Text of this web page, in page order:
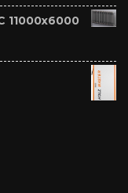
11000x6000